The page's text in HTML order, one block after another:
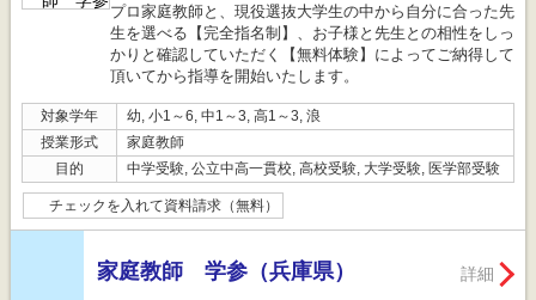
プロ家庭教師と、現役選抜大学生の中から自分に合った先
生を選べる【完全指名制】、お子様と先生との相性をしっ
かりと確認していただく【無料体験】によってご納得して
頂いてから指導を開始いたします。
対象学年
幼, 小1～6, 中1～3, 高1～3, 浪
授業形式
家庭教師
目的
中学受験, 公立中高一貫校, 高校受験, 大学受験, 医学部受験
チェックを入れて資料請求（無料）
家庭教師 学参（兵庫県） 詳細